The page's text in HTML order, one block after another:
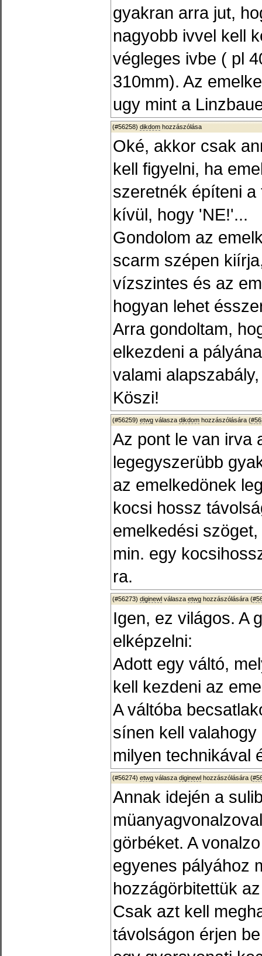
gyakran arra jut,
nagyobb ivvel kell
végleges ivbe ( pl
310mm). Az
ugy mint a
(#56258) dikdom hozzászólása
Oké, akkor csak
kell figyelni, ha
szeretnék építeni
kívül, hogy 'NE!'...
Gondolom az
scarm szépen
vízszintes és az
hogyan lehet
Arra gondoltam,
elkezdeni a
valami
Köszi!
(#56259) etwg válasza dikdom hozzászólására (
Az pont le van irva
legegyszerübb
az emelkedönek
kocsi hossz
emelkedési
min. egy
ra.
(#56273) diginewl válasza etwg hozzászólására (
Igen, ez világos. A
elképzelni:
Adott egy váltó,
kell kezdeni az
A váltóba
sínen kell
milyen technikával
(#56274) etwg válasza diginewl hozzászólására (
Annak idején a
görbéket. A
egyenes pályához
hozzágörbitettük
Csak azt kell
távolságon érjen